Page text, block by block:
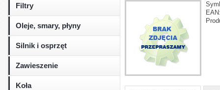
Filtry
Oleje, smary, płyny
Silnik i osprzęt
Zawieszenie
Koła